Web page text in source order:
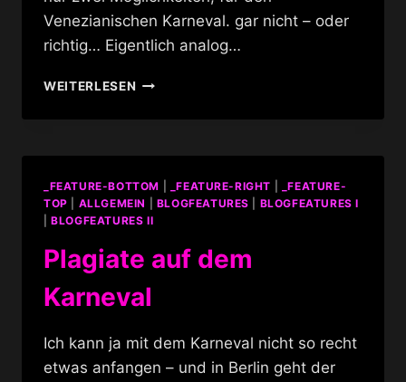
Venezianischen Karneval. gar nicht – oder
richtig… Eigentlich analog…
WEITERLESENKARNEVAL
VENEDIG
–
MEIN
KOSTÜM
_FEATURE-BOTTOM _FEATURE-RIGHT
_FEATURE-
TOP
ALLGEMEIN BLOGFEATURES
BLOGFEATURES I
|BLOGFEATURES II
Plagiate auf dem
Karneval
Ich kann ja mit dem Karneval nicht so recht
etwas anfangen – und in Berlin geht der